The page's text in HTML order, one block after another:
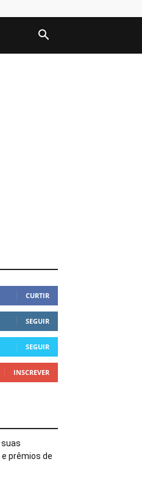
CURTIR
SEGUIR
SEGUIR
INSCREVER
prêmios de